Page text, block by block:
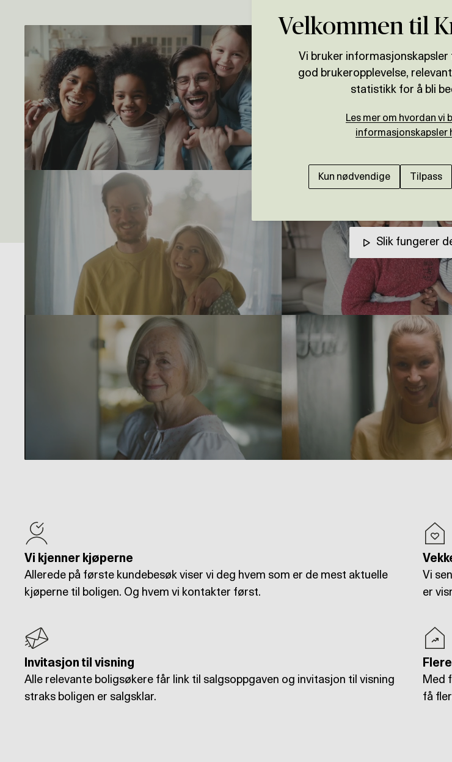
Slik fungerer
Vi kjenner kjøperne
Allerede på første kundebesøk viser vi deg hvem som er de mest aktuelle
kjøperne til boligen. Og hvem vi kontakter først.
Vi
er
Invitasjon til visning
Alle relevante boligsøkere får link til salgsoppgaven og invitasjon til visning
straks boligen er salgsklar.
Med
få
Velkommen til
Vi bruker informasjonskapsler
god brukeropplevelse,
statistikk for å bli
Les mer om hvordan vi
informasjonskapsler
Kun nødvendige Tilpass